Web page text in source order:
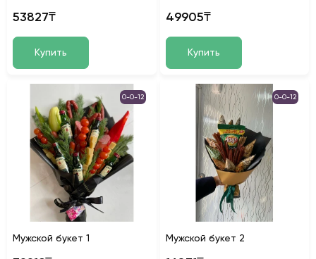
53827₸
Купить
49905₸
Купить
0-0-12
Мужской букет 1
0-0-12
Мужской букет 2